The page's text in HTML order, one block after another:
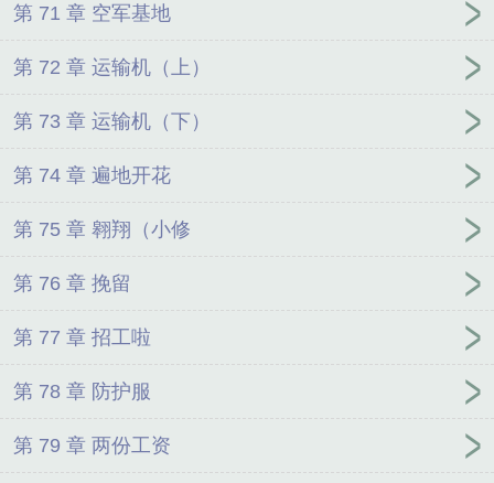
第 71 章 空军基地
第 72 章 运输机（上）
第 73 章 运输机（下）
第 74 章 遍地开花
第 75 章 翱翔（小修
第 76 章 挽留
第 77 章 招工啦
第 78 章 防护服
第 79 章 两份工资